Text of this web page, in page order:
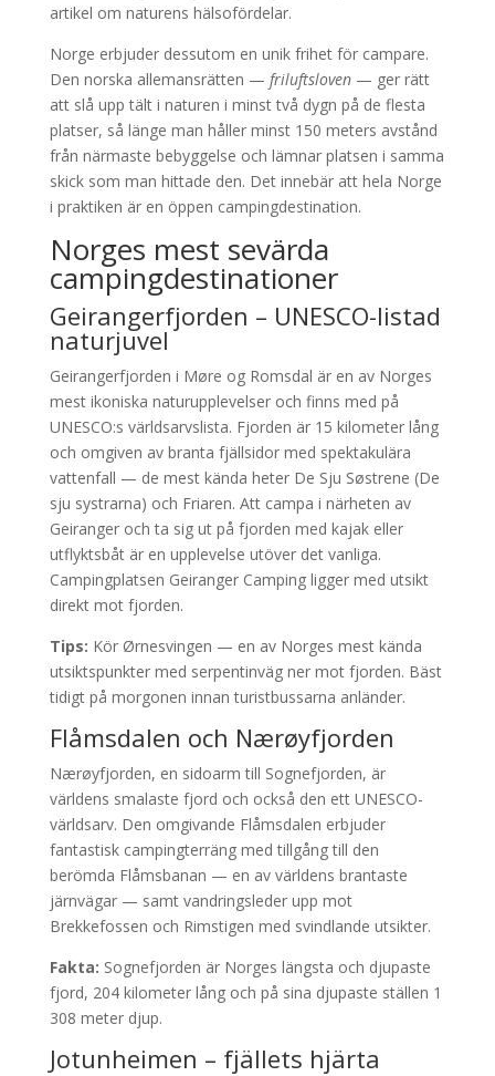
artikel om naturens hälsofördelar.
Norge erbjuder dessutom en unik frihet för campare.
Den norska allemansrätten — friluftsloven— ger rätt
att slå upp tält i naturen i minst två dygn på de flesta
platser, så länge man håller minst 150 meters avstånd
från närmaste bebyggelse och lämnar platsen i samma
skick som man hittade den. Det innebär att hela Norge
i praktiken är en öppen campingdestination.
Norges mest sevärda
campingdestinationer
Geirangerfjorden – UNESCO-listad
naturjuvel
Geirangerfjorden i Møre og Romsdal är en av Norges
mest ikoniska naturupplevelser och finns med på
UNESCO:s världsarvslista. Fjorden är 15 kilometer lång
och omgiven av branta fjällsidor med spektakulära
vattenfall — de mest kända heter De Sju Søstrene (De
sju systrarna) och Friaren. Att campa i närheten av
Geiranger och ta sig ut på fjorden med kajak eller
utflyktsbåt är en upplevelse utöver det vanliga.
Campingplatsen Geiranger Camping ligger med utsikt
direkt mot fjorden.
Tips: Kör Ørnesvingen — en av Norges mest kända
utsiktspunkter med serpentinväg ner mot fjorden. Bäst
tidigt på morgonen innan turistbussarna anländer.
Flåmsdalen och Nærøyfjorden
Nærøyfjorden, en sidoarm till Sognefjorden, är
världens smalaste fjord och också den ett UNESCO-
världsarv. Den omgivande Flåmsdalen erbjuder
fantastisk campingterräng med tillgång till den
berömda Flåmsbanan — en av världens brantaste
järnvägar — samt vandringsleder upp mot
Brekkefossen och Rimstigen med svindlande utsikter.
Fakta: Sognefjorden är Norges längsta och djupaste
fjord, 204 kilometer lång och på sina djupaste ställen 1
308 meter djup.
Jotunheimen – fjällets hjärta